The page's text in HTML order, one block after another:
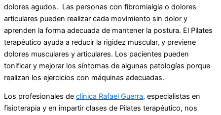
dolores agudos. Las personas con fibromialgia o dolores
articulares pueden realizar cada movimiento sin dolor y
aprenden la forma adecuada de mantener la postura. El Pilates
terapéutico ayuda a reducir la rigidez muscular, y previene
dolores musculares y articulares. Los pacientes pueden
tonificar y mejorar los síntomas de algunas patologías porque
realizan los ejercicios con máquinas adecuadas.
Los profesionales de clínica Rafael Guerra, especialistas en
fisioterapia y en impartir clases de Pilates terapéutico, nos